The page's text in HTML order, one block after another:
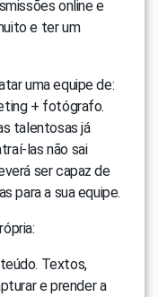
online e
e ter um
uma equipe de:
+ fotógrafo.
talentosas já
las não sai
ser capaz de
para a sua equipe.
Textos,
e prender a